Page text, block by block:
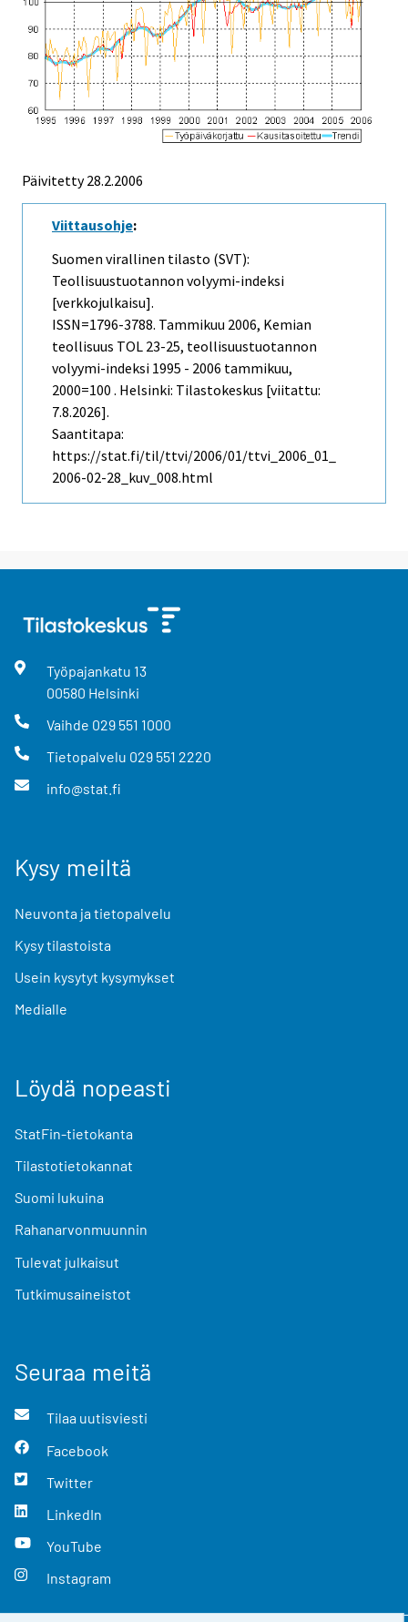
Päivitetty28.2.2006
Viittausohje:
Suomen virallinen tilasto (SVT):
Teollisuustuotannon volyymi-indeksi
[verkkojulkaisu].
ISSN=1796-3788. Tammikuu 2006, Kemian
teollisuus TOL 23-25, teollisuustuotannon
volyymi-indeksi 1995 - 2006 tammikuu,
2000=100 . Helsinki: Tilastokeskus [viitattu:
7.8.2026].
Saantitapa:
https://stat.fi/til/ttvi/2006/01/ttvi_2006_01_
2006-02-28_kuv_008.html
Työpajankatu 13
00580 Helsinki
Vaihde 029 551 1000
Tietopalvelu 029 551 2220
info@stat.fi
Kysy meiltä
Neuvonta ja tietopalvelu
Kysy tilastoista
Usein kysytyt kysymykset
Medialle
Löydä nopeasti
StatFin-tietokanta
Tilastotietokannat
Suomi lukuina
Rahanarvonmuunnin
Tulevat julkaisut
Tutkimusaineistot
Seuraa meitä
Tilaa uutisviesti
Facebook
Twitter
LinkedIn
YouTube
Instagram